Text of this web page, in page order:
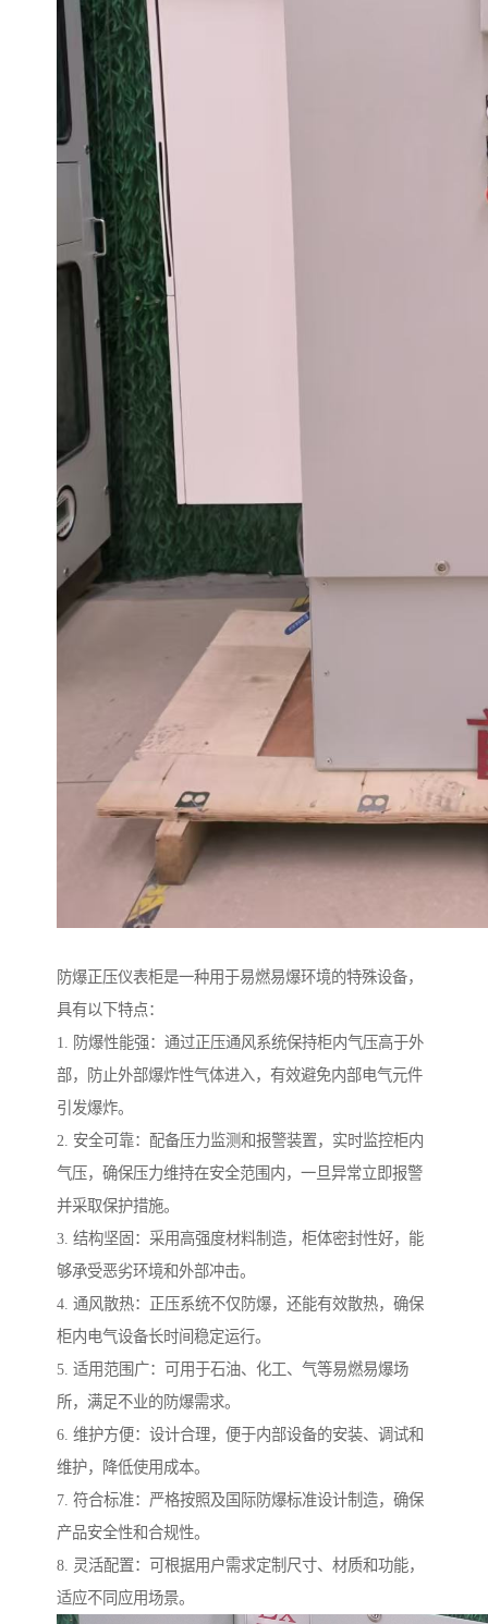
防爆正压仪表柜是一种用于易燃易爆环境的特殊设备，
具有以下特点：
1. 防爆性能强：通过正压通风系统保持柜内气压高于外
部，防止外部爆炸性气体进入，有效避免内部电气元件
引发爆炸。
2. 安全可靠：配备压力监测和报警装置，实时监控柜内
气压，确保压力维持在安全范围内，一旦异常立即报警
并采取保护措施。
3. 结构坚固：采用高强度材料制造，柜体密封性好，能
够承受恶劣环境和外部冲击。
4. 通风散热：正压系统不仅防爆，还能有效散热，确保
柜内电气设备长时间稳定运行。
5. 适用范围广：可用于石油、化工、气等易燃易爆场
所，满足不业的防爆需求。
6. 维护方便：设计合理，便于内部设备的安装、调试和
维护，降低使用成本。
7. 符合标准：严格按照及国际防爆标准设计制造，确保
产品安全性和合规性。
8. 灵活配置：可根据用户需求定制尺寸、材质和功能，
适应不同应用场景。